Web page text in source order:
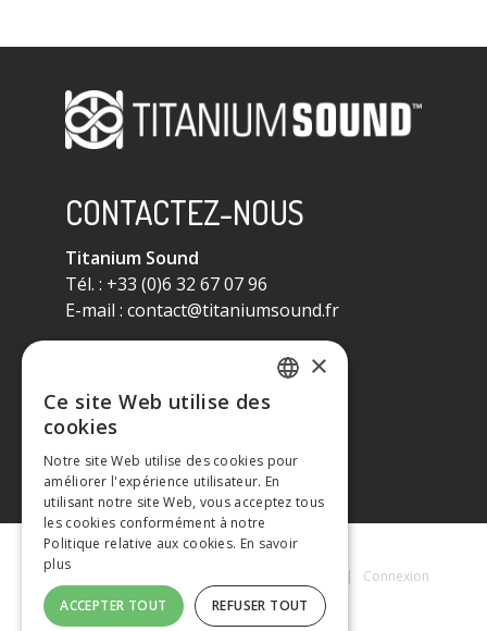
CONTACTEZ-NOUS
Titanium Sound
Tél. : +33 (0)6 32 67 07 96
E-mail : contact@titaniumsound.fr
CONTACTEZ-NOUS
Titanium Sound
Tél. : +33 (0)6 32 67 07 96
E-mail :contact@titaniumsound.fr
| Connexion
ENGLISH
×
Ce site Web utilise des
cookies
Notre site Web utilise des cookies pour
améliorer l'expérience utilisateur. En
utilisant notre site Web, vous acceptez tous
les cookies conformément à notre
Politique relative aux cookies. En savoir
plus
ACCEPTER TOUT REFUSER TOUT